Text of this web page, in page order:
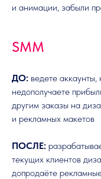
и анимации, забыли
SMM
ДО: ведете
недополучаете
другим заказы на
и рекламных макетов
ПОСЛЕ:
текущих клиентов
допродаёте